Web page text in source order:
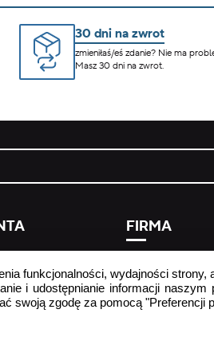
30 dni na zwrot
zmieniłaś/eś zdanie? Nie ma
Masz 30 dni na zwrot.
pytania
FIRMA
informacja o
osobowych
funkcjonalności, wydajności strony,
i udostępnianie informacji naszym
swoją zgodę za pomocą "Preferencji